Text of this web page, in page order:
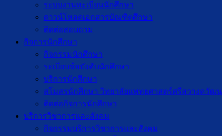
ระบบงานทะเบียนนักศึกษา
ดาวน์โหลดเอกสารบัณฑิตศึกษา
ติดต่อสอบถาม
กิจการนักศึกษา
กิจกรรมนักศึกษา
ระเบียบข้อบังคับนักศึกษา
บริการนักศึกษา
สโมสรนักศึกษา วิทยาลัยแพทยศาสตร์ศรีสวางควัฒน
ติดต่อกิจการนักศึกษา
บริการวิชาการและสังคม
กิจกรรมบริการวิชาการและสังคม